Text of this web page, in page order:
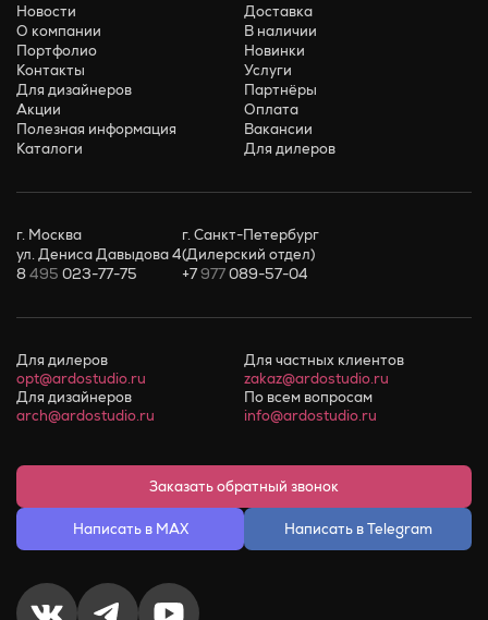
Новости
О компании
Портфолио
Контакты
Для дизайнеров
Акции
Полезная информация
Каталоги
Доставка
В наличии
Новинки
Услуги
Партнёры
Оплата
Вакансии
Для дилеров
г. Москва
ул. Дениса Давыдова 4
8495 023-77-75
г. Санкт-Петербург
(Дилерский отдел)
+7977089-57-04
Для дилеров
opt@ardostudio.ru
Для частных клиентов
zakaz@ardostudio.ru
Для дизайнеров
arch@ardostudio.ru
По всем вопросам
info@ardostudio.ru
Заказать обратный звонок
Написать в MAX Написать в Telegram